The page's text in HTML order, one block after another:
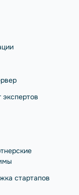
экспертов
стартапов